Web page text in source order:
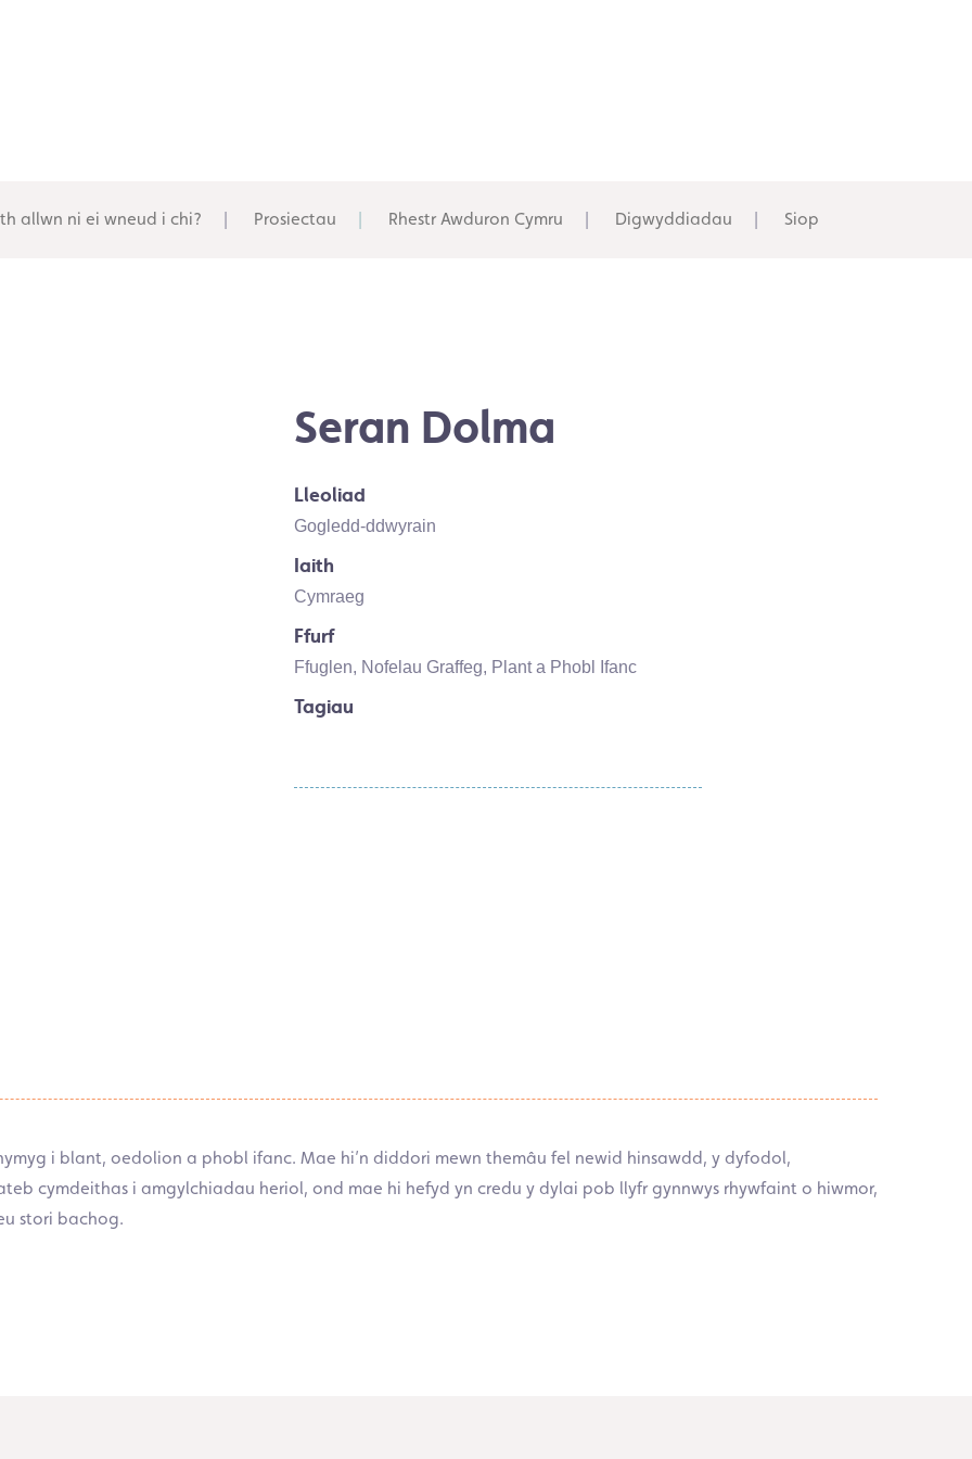
allwn ni ei wneud i chi? Prosiectau Rhestr Awduron Cymru Digwyddiadau Siop
Seran Dolma
Lleoliad
Gogledd-ddwyrain
Iaith
Cymraeg
Ffurf
Ffuglen, Nofelau Graffeg, Plant a Phobl Ifanc
Tagiau
i blant, oedolion a phobl ifanc. Mae hi’n diddori mewn themâu fel newid hinsawdd, y dyfodol,
cymdeithas i amgylchiadau heriol, ond mae hi hefyd yn credu y dylai pob llyfr gynnwys rhywfaint o hiwmor,
stori bachog.